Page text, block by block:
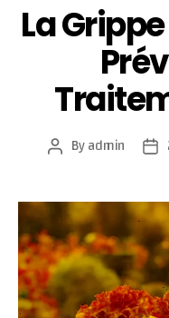
La
PostByadmin